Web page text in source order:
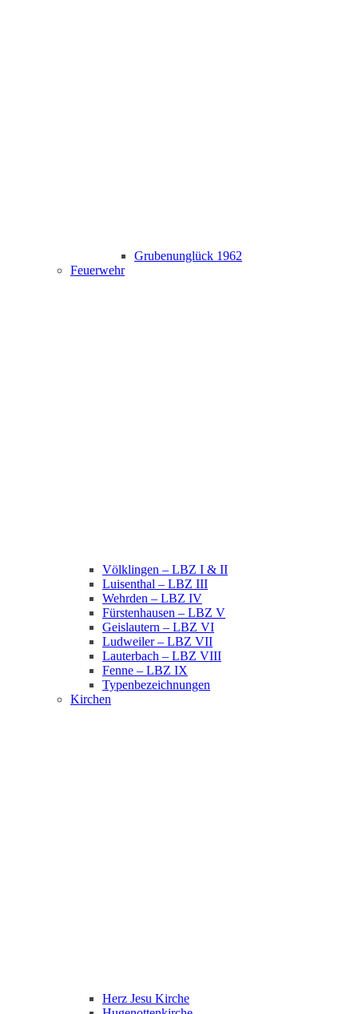
Grubenunglück 1962
Feuerwehr
Völklingen – LBZ I & II
Luisenthal – LBZ III
Wehrden – LBZ IV
Fürstenhausen – LBZ V
Geislautern – LBZ VI
Ludweiler – LBZ VII
Lauterbach – LBZ VIII
Fenne – LBZ IX
Typenbezeichnungen
Kirchen
Herz Jesu Kirche